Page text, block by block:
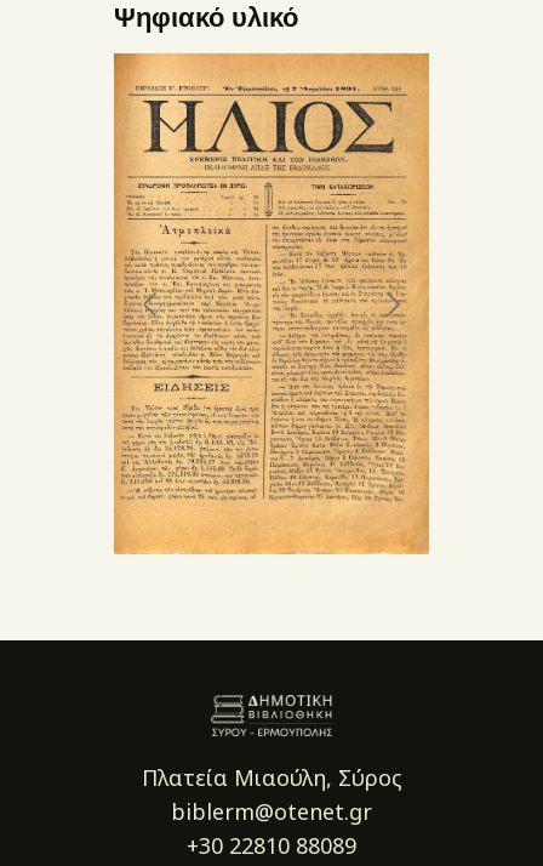
Ψηφιακό υλικό
Πλατεία Μιαούλη, Σύρος
biblerm@otenet.gr
+30 22810 88089